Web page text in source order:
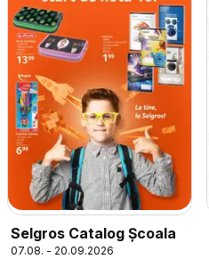
Selgros Catalog Şcoala
07.08. - 20.09.2026